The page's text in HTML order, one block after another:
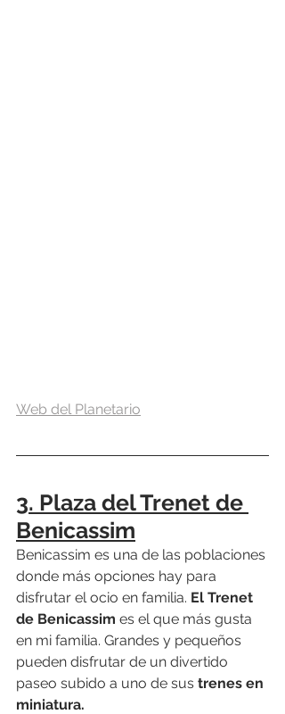
Web del Planetario
3. Plaza del Trenet de
Benicassim
Benicassim es una de las poblaciones
donde más opciones hay para
disfrutar el ocio en familia. El Trenet
de Benicassim es el que más gusta
en mi familia. Grandes y pequeños
pueden disfrutar de un divertido
paseo subido a uno de sus trenes en
miniatura.